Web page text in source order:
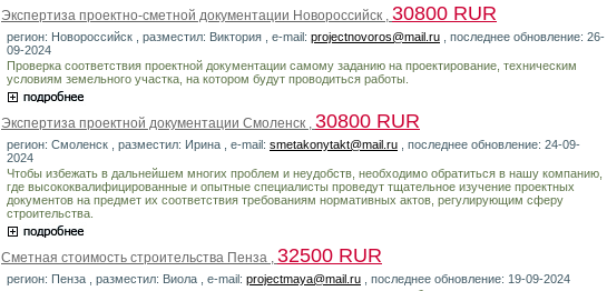
Экспертиза проектно-сметной документации Новороссийск , 30800 RUR
регион: Новороссийск , разместил: Виктория , e-mail: projectnovoros@mail.ru , последнее обновление: 26-
09-2024
Проверка соответствия проектной документации самому заданию на проектирование, техническим
условиям земельного участка, на котором будут проводиться работы.
Экспертиза проектной документации Смоленск , 30800 RUR
регион: Смоленск , разместил: Ирина , e-mail: smetakonytakt@mail.ru , последнее обновление: 24-09-
2024
Чтобы избежать в дальнейшем многих проблем и неудобств, необходимо обратиться в нашу компанию,
где высококвалифицированные и опытные специалисты проведут тщательное изучение проектных
документов на предмет их соответствия требованиям нормативных актов, регулирующим сферу
строительства.
Сметная стоимость строительства Пенза , 32500 RUR
регион: Пенза , разместил: Виола , e-mail: projectmaya@mail.ru , последнее обновление: 19-09-2024